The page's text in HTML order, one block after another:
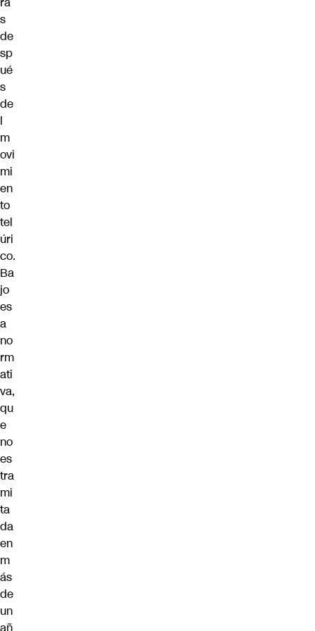
s
de
sp
ué
s
de
l
m
ovi
mi
en
to
tel
úri
co.
Ba
jo
es
a
no
rm
ati
va,
qu
e
no
es
tra
mi
ta
da
en
m
ás
de
un
añ